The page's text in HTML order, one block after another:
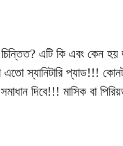
চিন্তিত? এটি কি এবং কেন
এতো স্যানিটারি প্যাড!!!
দিবে!!! মাসিক বা